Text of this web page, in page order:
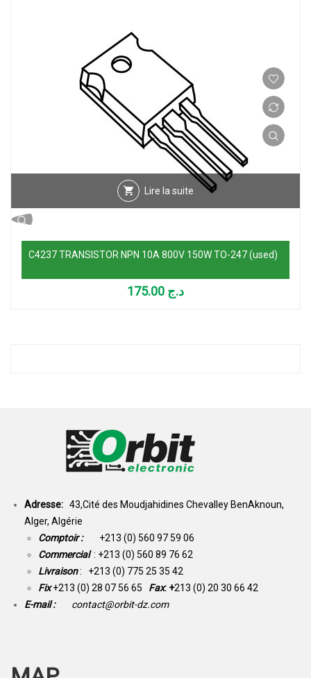
Lire la suite
C4237 TRANSISTOR NPN 10A 800V 150W TO-247 (used)
د.ج
Adresse: 43,Cité des Moudjahidines Chevalley BenAknoun,
Alger, Algérie
Comptoir : +213 (0) 560 97 59 06
Commercial : +213 (0) 560 89 76 62
Livraison: +213 (0) 775 25 35 42
Fix +213 (0) 28 07 56 65 Fax: +213 (0) 20 30 66 42
E-mail :
contact@orbit-dz.com